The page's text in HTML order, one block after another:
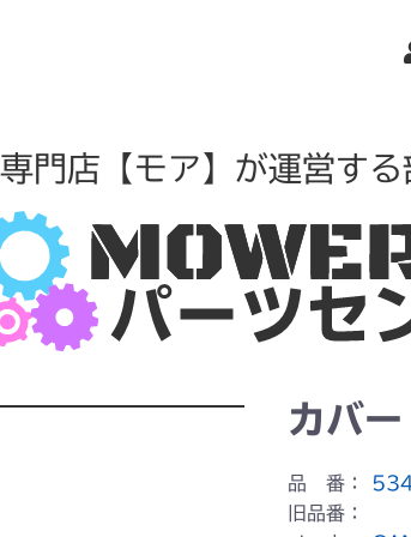
門店【モア】が運営する
カバー
品 番：
旧品番：